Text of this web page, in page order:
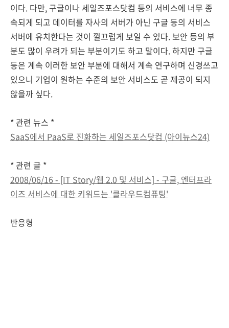
이다. 다만, 구글이나 세일즈포스닷컴 등의 서비스에 너무 종
속되게 되고 데이터를 자사의 서버가 아닌 구글 등의 서비스
서버에 유치한다는 것이 껄끄럽게 보일 수 있다. 보안 등의 부
분도 많이 우려가 되는 부분이기도 하고 말이다. 하지만 구글
등은 계속 이러한 보안 부분에 대해서 계속 연구하며 신경쓰고
있으니 기업이 원하는 수준의 보안 서비스도 곧 제공이 되지
않을까 싶다.
* 관련 뉴스 *
SaaS에서 PaaS로 진화하는 세일즈포스닷컴 (아이뉴스24)
* 관련 글 *
2008/06/16 - [IT Story/웹 2.0 및 서비스] - 구글, 엔터프라
이즈 서비스에 대한 키워드는 '클라우드컴퓨팅'
반응형